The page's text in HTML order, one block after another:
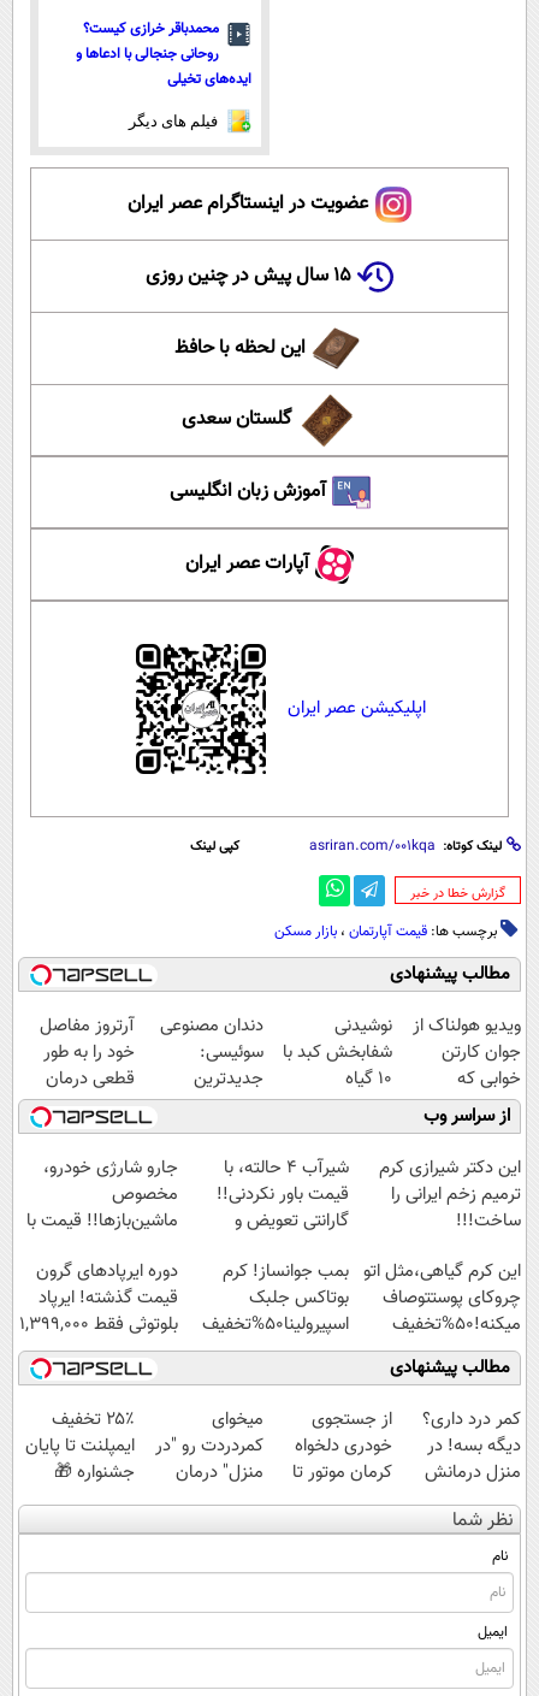
محمدباقر خرازی کیست؟
روحانی جنجالی با ادعاها و
ایده‌های تخیلی
فیلم های دیگر
عضویت در اینستاگرام عصر ایران
۱۵ سال پیش در چنین روزی
این لحظه با حافظ
گلستان سعدی
آموزش زبان انگلیسی
آپارات عصر ایران
اپلیکیشن عصر ایران
لینک کوتاه: کپی لینک
‌گزارش خطا در خبر
برچسب ها: قیمت آپارتمان ، بازار مسکن
مطالب پیشنهادی
ویدیو هولناک از
جوان کارتن
خوابی که
میلیاردر شد.
آموزش رایگان
نوشیدنی
شفابخش کبد با
10 گیاه
موثر(تخفیف تا
امشب)
دندان مصنوعی
سوئیسی:
جدیدترین
فناوری اروپا،
سبک و مقاوم |
پرداخت قسطی
آرتروز مفاصل
خود را به طور
قطعی درمان
کنید!
◗پرسش‌نامه◖
از سراسر وب
این دکتر شیرازی کرم
ترمیم زخم ایرانی را
ساخت!!!
شیر‌آب ۴ حالته، با
قیمت باور نکردنی!!
گارانتی تعویض و
جارو شارژی خودرو،
مخصوص
ماشین‌باز‌ها!! قیمت با
1,499,000
این کرم گیاهی،مثل اتو
چروکای پوستتوصاف
میکنه!50%تخفیف
بمب جوانساز! کرم
بوتاکس جلبک
اسپیرولینا50%تخفیف
دوره ایرپاد‌های گرون
قیمت گذشته! ایرپاد
بلوتوثی فقط 1,399,000
تومان
مطالب پیشنهادی
کمر درد داری؟
دیگه بسه! در
منزل درمانش
کن
(◀پرسش‌نامه)
از جستجوی
خودری دلخواه
کرمان موتور تا
فروش آن،
ساده، بی واسطه
میخوای
کمردردت رو "در
منزل" درمان
کنی؟ (◂فیلم +
◂پرسش‌نامه)
۲۵٪ تخفیف
ایمپلنت تا پایان
جشنواره 🎁
نظر شما
نام
ایمیل